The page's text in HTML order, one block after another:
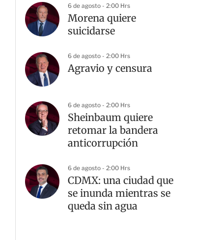
6 de agosto - 2:00 Hrs
Morena quiere
suicidarse
6 de agosto - 2:00 Hrs
Agravio y censura
6 de agosto - 2:00 Hrs
Sheinbaum quiere
retomar la bandera
anticorrupción
6 de agosto - 2:00 Hrs
CDMX: una ciudad que
se inunda mientras se
queda sin agua